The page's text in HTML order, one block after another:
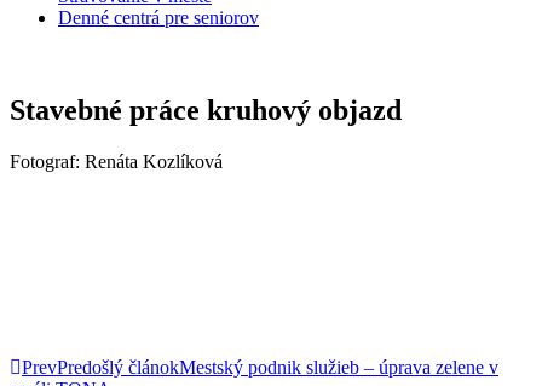
Denné centrá pre seniorov
Stavebné práce kruhový objazd
Fotograf: Renáta Kozlíková
PrevPredošlý článokMestský podnik služieb – úprava zelene v